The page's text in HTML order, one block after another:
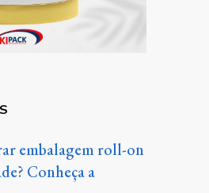
embalagem roll-on
Conheça a